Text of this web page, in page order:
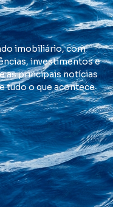
imobiliário, com
investimentos e
as principais notícias
tudo o que acontece